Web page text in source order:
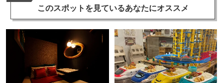
このスポットを見ているあなたにオススメ